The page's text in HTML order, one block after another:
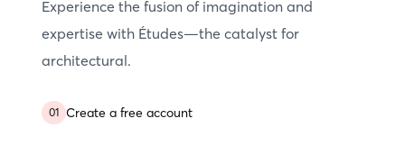
Experience the fusion of imagination and
expertise with Études—the catalyst for
architectural.
01 Create a free account